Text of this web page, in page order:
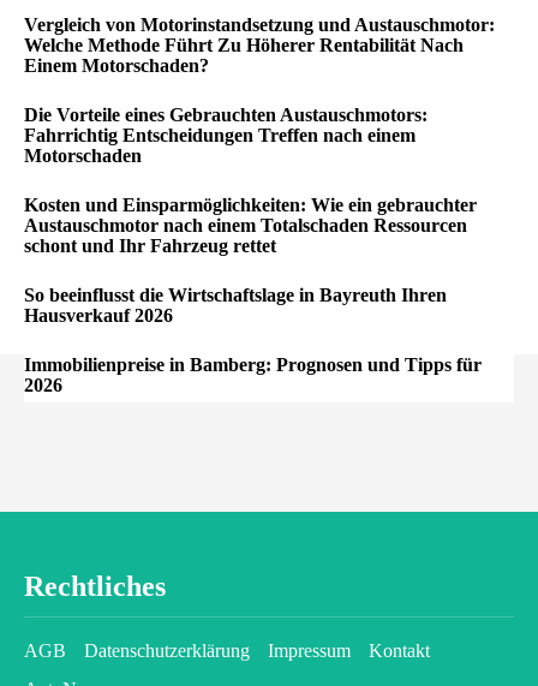
Vergleich von Motorinstandsetzung und Austauschmotor:
Welche Methode Führt Zu Höherer Rentabilität Nach
Einem Motorschaden?
Die Vorteile eines Gebrauchten Austauschmotors:
Fahrrichtig Entscheidungen Treffen nach einem
Motorschaden
Kosten und Einsparmöglichkeiten: Wie ein gebrauchter
Austauschmotor nach einem Totalschaden Ressourcen
schont und Ihr Fahrzeug rettet
So beeinflusst die Wirtschaftslage in Bayreuth Ihren
Hausverkauf 2026
Immobilienpreise in Bamberg: Prognosen und Tipps für
2026
Rechtliches
AGB Datenschutzerklärung Impressum
Kontakt